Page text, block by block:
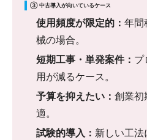
③ 中古導入が向いているケース
使用頻度が限定的： 年間
械の場合。
短期工事・単発案件： プ
用が減るケース。
予算を抑えたい： 創業初
適。
試験的導入： 新しい工